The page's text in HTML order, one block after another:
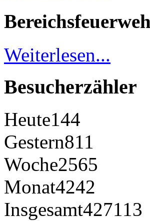
Weiterlesen...
Besucherzähler
Heute144
Gestern811
Woche2565
Monat4242
Insgesamt427113